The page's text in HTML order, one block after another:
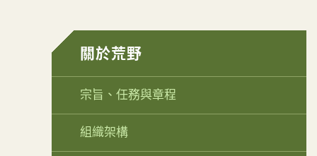
關於荒野
宗旨、任務與章程
組織架構